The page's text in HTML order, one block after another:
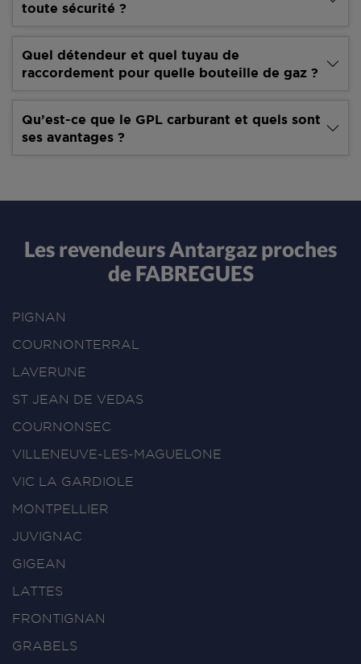
toute sécurité ?
Quel détendeur et quel tuyau de
raccordement pour quelle bouteille de gaz ?
Qu’est-ce que le GPL carburant et quels sont
ses avantages ?
Les revendeurs Antargaz proches
de FABREGUES
PIGNAN
COURNONTERRAL
LAVERUNE
ST JEAN DE VEDAS
COURNONSEC
VILLENEUVE-LES-MAGUELONE
VIC LA GARDIOLE
MONTPELLIER
JUVIGNAC
GIGEAN
LATTES
FRONTIGNAN
GRABELS